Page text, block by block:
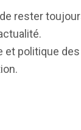
rester
et politique